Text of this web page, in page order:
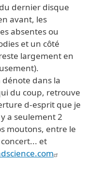
dernier disque
avant, les
absentes ou
et un côté
largement en
dans la
du coup, retrouve
d-esprit que je
a seulement 2
moutons, entre le
et